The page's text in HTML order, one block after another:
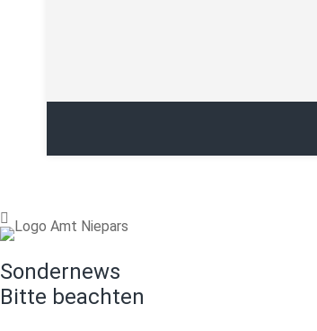
Sondernews
Bitte beachten